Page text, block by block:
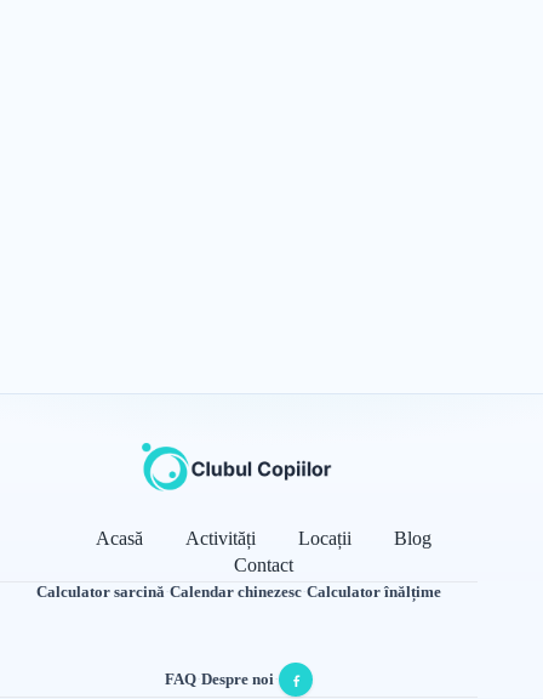
Acasă Activități Locații
Blog
Contact
Calculator sarcină·Calendar chinezesc·Calculator înălțime
FAQ·Despre noi·